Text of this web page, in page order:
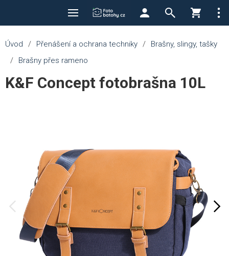
Úvod / Přenášení a ochrana techniky /
Brašny, slingy, tašky
/
Brašny přes rameno
K&F Concept fotobrašna 10L